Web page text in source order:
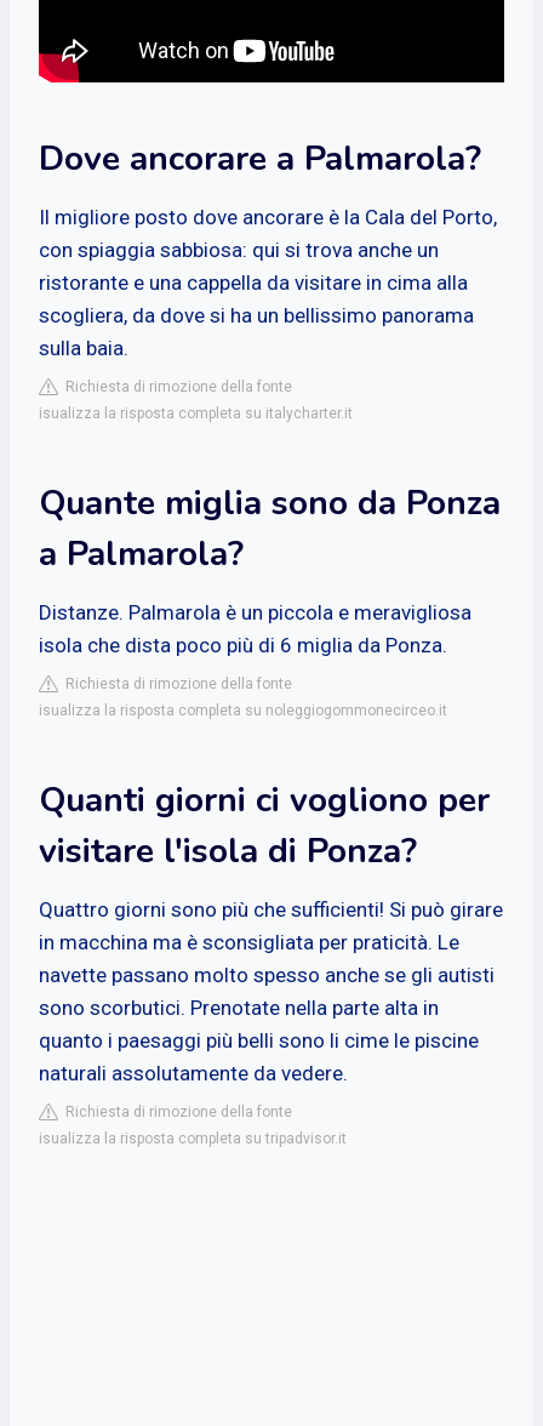
Dove ancorare a Palmarola?
Il migliore posto dove ancorare è la Cala del Porto,
con spiaggia sabbiosa: qui si trova anche un
ristorante e una cappella da visitare in cima alla
scogliera, da dove si ha un bellissimo panorama
sulla baia.
Richiesta di rimozione della fonte
isualizza la risposta completa su italycharter.it
Quante miglia sono da Ponza
a Palmarola?
Distanze. Palmarola è un piccola e meravigliosa
isola che dista poco più di 6 miglia da Ponza.
Richiesta di rimozione della fonte
isualizza la risposta completa su noleggiogommonecirceo.it
Quanti giorni ci vogliono per
visitare l'isola di Ponza?
Quattro giorni sono più che sufficienti! Si può girare
in macchina ma è sconsigliata per praticità. Le
navette passano molto spesso anche se gli autisti
sono scorbutici. Prenotate nella parte alta in
quanto i paesaggi più belli sono li cime le piscine
naturali assolutamente da vedere.
Richiesta di rimozione della fonte
isualizza la risposta completa su tripadvisor.it